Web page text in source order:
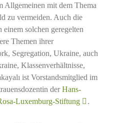
mit dem Thema
zu vermeiden. Auch die
einem solchen geregelten
Themen ihrer
Segregation, Ukraine, auch
Klassenverhältnisse,
ist Vorstandsmitglied im
derHans-
Luxemburg-Stiftung .